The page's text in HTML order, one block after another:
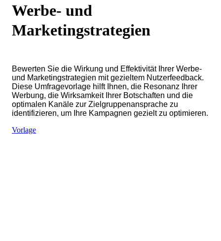
Werbe- und
Marketingstrategien
Bewerten Sie die Wirkung und Effektivität Ihrer Werbe-
und Marketingstrategien mit gezieltem Nutzerfeedback.
Diese Umfragevorlage hilft Ihnen, die Resonanz Ihrer
Werbung, die Wirksamkeit Ihrer Botschaften und die
optimalen Kanäle zur Zielgruppenansprache zu
identifizieren, um Ihre Kampagnen gezielt zu optimieren.
Vorlage